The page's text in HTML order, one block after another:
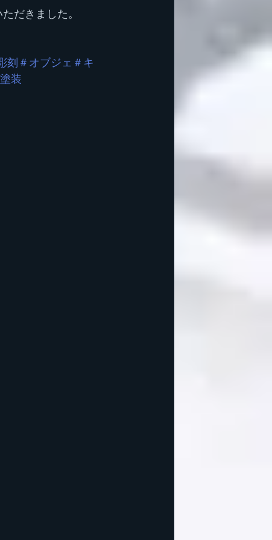
だきました。
刻 ＃オブジェ ＃キ
装